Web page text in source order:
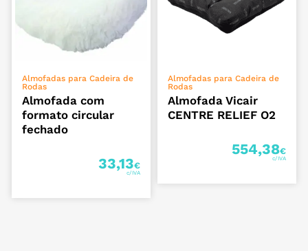
ADICIONAR
Almofadas para Cadeira de
Rodas
Almofada com
formato circular
fechado
33,13€
VER OPÇÕES
Almofadas para Cadeira de
Rodas
Almofada Vicair
CENTRE RELIEF O2
554,38€